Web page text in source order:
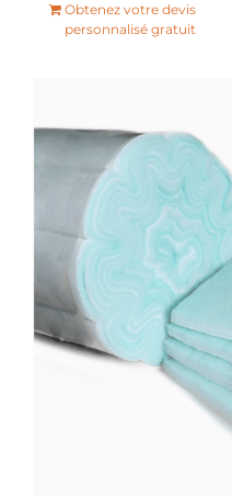
Obtenez votre devis
personnalisé gratuit